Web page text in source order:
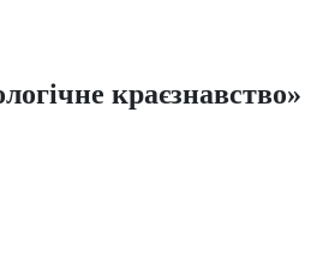
краєзнавство»